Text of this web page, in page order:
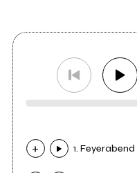
1. Feyerabend